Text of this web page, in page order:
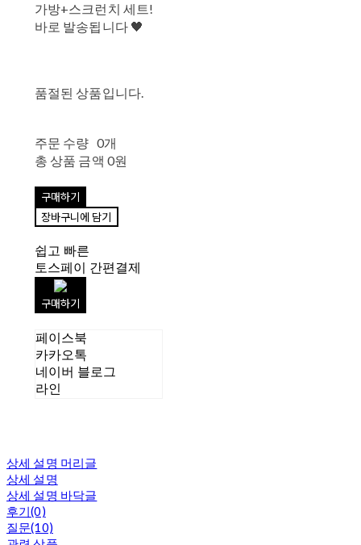
가방+스크런치 세트!
바로 발송됩니다 🖤
품절된 상품입니다.
주문 수량 0개
총 상품 금액 0원
구매하기
장바구니에 담기
쉽고 빠른
토스페이 간편결제
구매하기
페이스북
카카오톡
네이버 블로그
라인
상세 설명 머리글
상세 설명
상세 설명 바닥글
후기(0)
질문(10)